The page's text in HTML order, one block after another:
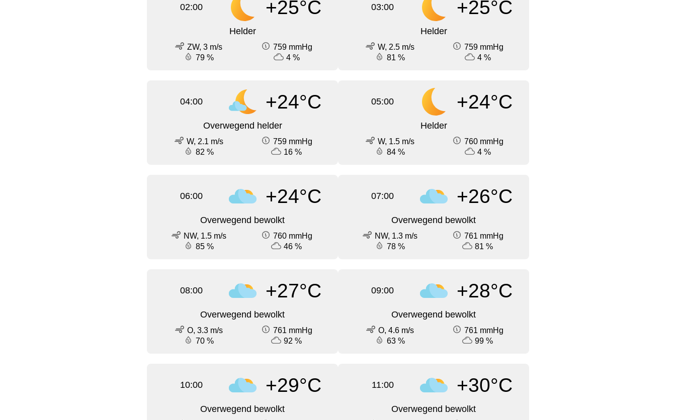
02:00 +25°C
Helder
ZW, 3 m/s
759 mmHg
79 %
4 %
03:00 +25°C
Helder
W, 2.5 m/s
759 mmHg
81 %
4 %
04:00 +24°C
Overwegend helder
W, 2.1 m/s
759 mmHg
82 %
16 %
05:00 +24°C
Helder
W, 1.5 m/s
760 mmHg
84 %
4 %
06:00 +24°C
Overwegend bewolkt
NW, 1.5 m/s
760 mmHg
85 %
46 %
07:00 +26°C
Overwegend bewolkt
NW, 1.3 m/s
761 mmHg
78 %
81 %
08:00 +27°C
Overwegend bewolkt
O, 3.3 m/s
761 mmHg
70 %
92 %
09:00 +28°C
Overwegend bewolkt
O, 4.6 m/s
761 mmHg
63 %
99 %
10:00 +29°C
Overwegend bewolkt
11:00 +30°C
Overwegend bewolkt